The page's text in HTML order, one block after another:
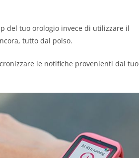
del tuo orologio invece di utilizzare il
tutto dal polso.
le notifiche provenienti dal tuo